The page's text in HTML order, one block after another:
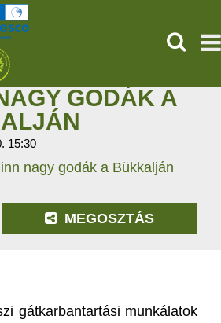
GODÁK A
15:30
nagy godák a Bükkalján
MEGOSZTÁS
gátkarbantartási munkálatok